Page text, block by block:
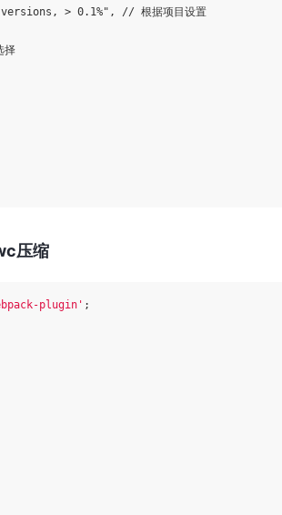
> 0.1%", // 根据项目设置
择
压缩
plugin' ;